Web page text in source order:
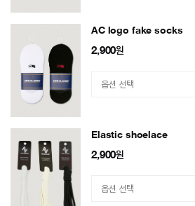
AC logo fake socks
2,900원
Elastic shoelace
2,900원